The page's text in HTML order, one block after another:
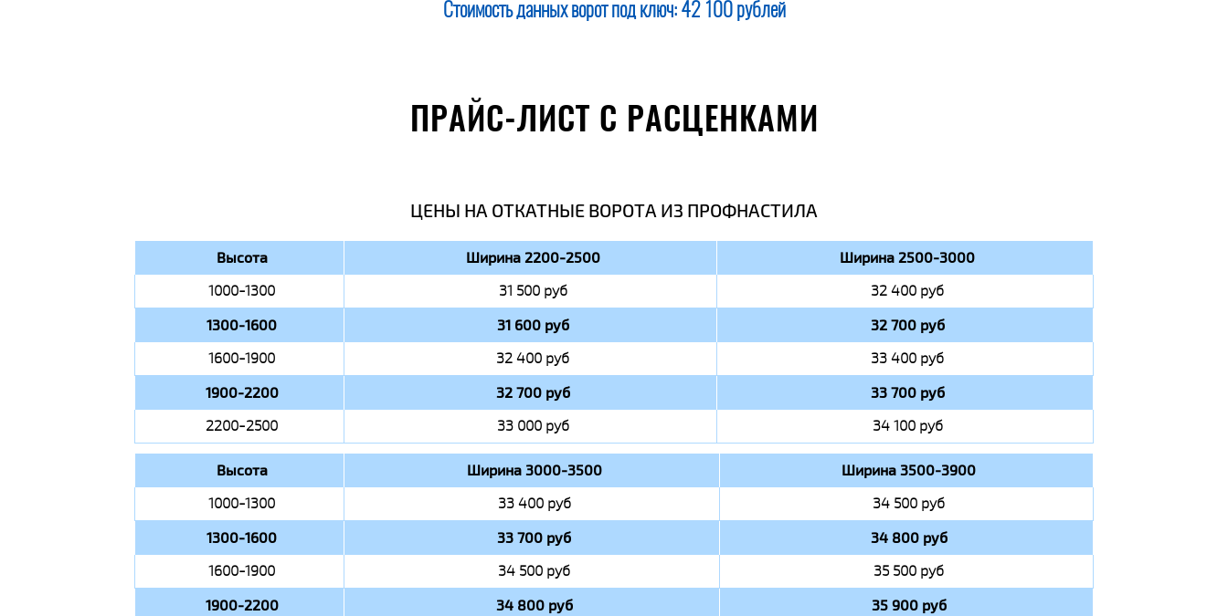
Стоимость данных ворот под ключ: 42 100 рублей
ПРАЙС-ЛИСТ С РАСЦЕНКАМИ
ЦЕНЫ НА ОТКАТНЫЕ ВОРОТА ИЗ ПРОФНАСТИЛА
Высота Ширина 2200-2500 Ширина 2500-3000
1000-1300 31 500 руб 32 400 руб
1300-1600 31 600 руб 32 700 руб
1600-1900 32 400 руб 33 400 руб
1900-2200 32 700 руб 33 700 руб
2200-2500 33 000 руб 34 100 руб
Высота Ширина 3000-3500 Ширина 3500-3900
1000-1300 33 400 руб 34 500 руб
1300-1600 33 700 руб 34 800 руб
1600-1900 34 500 руб 35 500 руб
1900-2200 34 800 руб 35 900 руб